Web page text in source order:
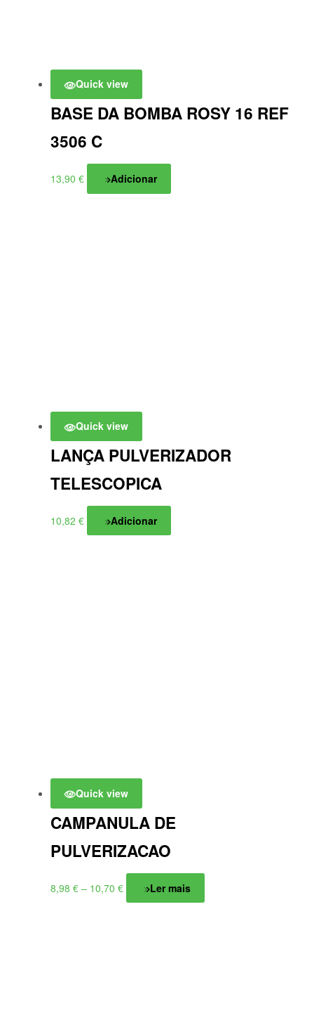
Quick view
BASE DA BOMBA ROSY 16 REF
3506 C
13,90 € Adicionar
Quick view
LANÇA PULVERIZADOR
TELESCOPICA
10,82 € Adicionar
Quick view
CAMPANULA DE
PULVERIZACAO
8,98 € – 10,70 €
range:
Ler mais